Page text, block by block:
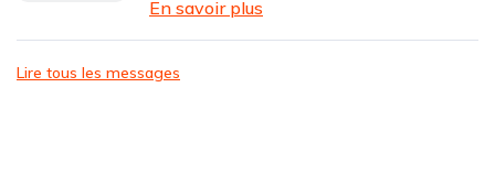
En savoir plus
Lire tous les messages